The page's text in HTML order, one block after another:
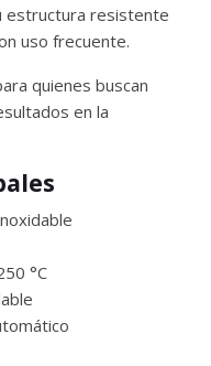
estructura resistente
uso frecuente.
quienes buscan
en la
°C